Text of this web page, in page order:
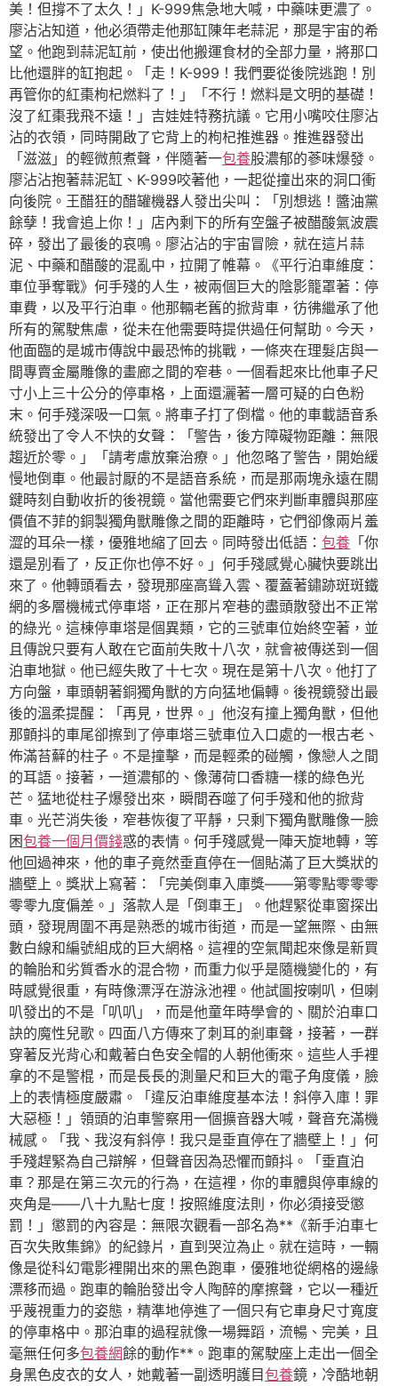
美！但撐不了太久！」K-999焦急地大喊，中藥味更濃了。
廖沾沾知道，他必須帶走他那缸陳年老蒜泥，那是宇宙的希
望。他跑到蒜泥缸前，使出他搬運食材的全部力量，將那口
比他還胖的缸抱起。「走！K-999！我們要從後院逃跑！別
再管你的紅棗枸杞燃料了！」「不行！燃料是文明的基礎！
沒了紅棗我飛不遠！」吉娃娃特務抗議。它用小嘴咬住廖沾
沾的衣領，同時開啟了它背上的枸杞推進器。推進器發出
「滋滋」的輕微煎煮聲，伴隨著一包養股濃郁的蔘味爆發。
廖沾沾抱著蒜泥缸、K-999咬著他，一起從撞出來的洞口衝
向後院。王醋狂的醋罐機器人發出尖叫：「別想逃！醬油黨
餘孽！我會追上你！」店內剩下的所有空盤子被醋酸氣波震
碎，發出了最後的哀鳴。廖沾沾的宇宙冒險，就在這片蒜
泥、中藥和醋酸的混亂中，拉開了帷幕。《平行泊車維度：
車位爭奪戰》何手殘的人生，被兩個巨大的陰影籠罩著：停
車費，以及平行泊車。他那輛老舊的掀背車，彷彿繼承了他
所有的駕駛焦慮，從未在他需要時提供過任何幫助。今天，
他面臨的是城市傳說中最恐怖的挑戰，一條夾在理髮店與一
間專賣金屬雕像的畫廊之間的窄巷。一個看起來比他車子尺
寸小上三十公分的停車格，上面還灑著一層可疑的白色粉
末。何手殘深吸一口氣。將車子打了倒檔。他的車載語音系
統發出了令人不快的女聲：「警告，後方障礙物距離：無限
趨近於零。」「請考慮放棄治療。」他忽略了警告，開始緩
慢地倒車。他最討厭的不是語音系統，而是那兩塊永遠在關
鍵時刻自動收折的後視鏡。當他需要它們來判斷車體與那座
價值不菲的銅製獨角獸雕像之間的距離時，它們卻像兩片羞
澀的耳朵一樣，優雅地縮了回去。同時發出低語： 包養 「你
還是別看了，反正你也停不好。」何手殘感覺心臟快要跳出
來了。他轉頭看去，發現那座高聳入雲、覆蓋著鏽跡斑斑鐵
網的多層機械式停車塔，正在那片窄巷的盡頭散發出不正常
的綠光。這棟停車塔是個異類，它的三號車位始終空著，並
且傳說只要有人敢在它面前失敗十八次，就會被傳送到一個
泊車地獄。他已經失敗了十七次。現在是第十八次。他打了
方向盤，車頭朝著銅獨角獸的方向猛地偏轉。後視鏡發出最
後的溫柔提醒：「再見，世界。」他沒有撞上獨角獸，但他
那顫抖的車尾卻擦到了停車塔三號車位入口處的一根古老、
佈滿苔蘚的柱子。不是撞擊，而是輕柔的碰觸，像戀人之間
的耳語。接著，一道濃郁的、像薄荷口香糖一樣的綠色光
芒。猛地從柱子爆發出來，瞬間吞噬了何手殘和他的掀背
車。光芒消失後，窄巷恢復了平靜，只剩下獨角獸雕像一臉
困包養一個月價錢惑的表情。何手殘感覺一陣天旋地轉，等
他回過神來，他的車子竟然垂直停在一個貼滿了巨大獎狀的
牆壁上。獎狀上寫著：「完美倒車入庫獎——第零點零零零
零零九度偏差。」落款人是「倒車王」。他趕緊從車窗探出
頭，發現周圍不再是熟悉的城市街道，而是一望無際、由無
數白線和編號組成的巨大網格。這裡的空氣聞起來像是新買
的輪胎和劣質香水的混合物，而重力似乎是隨機變化的，有
時感覺很重，有時像漂浮在游泳池裡。他試圖按喇叭，但喇
叭發出的不是「叭叭」，而是他童年時學會的、關於泊車口
訣的魔性兒歌。四面八方傳來了刺耳的剎車聲，接著，一群
穿著反光背心和戴著白色安全帽的人朝他衝來。這些人手裡
拿的不是警棍，而是長長的測量尺和巨大的電子角度儀，臉
上的表情極度嚴肅。「違反泊車維度基本法！斜停入庫！罪
大惡極！」領頭的泊車警察用一個擴音器大喊，聲音充滿機
械感。「我、我沒有斜停！我只是垂直停在了牆壁上！」何
手殘趕緊為自己辯解，但聲音因為恐懼而顫抖。「垂直泊
車？那是在第三次元的行為，在這裡，你的車體與停車線的
夾角是——八十九點七度！按照維度法則，你必須接受懲
罰！」懲罰的內容是：無限次觀看一部名為**《新手泊車七
百次失敗集錦》的紀錄片，直到哭泣為止。就在這時，一輛
像是從科幻電影裡開出來的黑色跑車，優雅地從網格的邊緣
漂移而過。跑車的輪胎發出令人陶醉的摩擦聲，它以一種近
乎蔑視重力的姿態，精準地停進了一個只有它車身尺寸寬度
的停車格中。那泊車的過程就像一場舞蹈，流暢、完美，且
毫無任何多包養網餘的動作**。跑車的駕駛座上走出一個全
身黑色皮衣的女人，她戴著一副透明護目包養鏡，冷酷地朝